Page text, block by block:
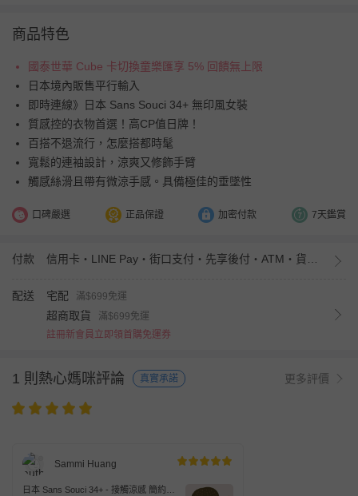
商品特色
國泰世華 Cube 卡切換童樂匯享 5% 回饋無上限
日本境內販售平行輸入
即時連線》日本 Sans Souci 34+ 無印風女裝
質感控的衣物首選！高CP值日牌！
百搭不退流行，怎麼搭都時髦
寬鬆的連袖設計，涼爽又修飾手臂
觸感絲滑且帶有微涼手感。具備極佳的垂墜性
口碑嚴選 正品保證 加密付款 7天鑑賞
付款
配送 宅配 滿$699免運
超商取貨
滿$699免運
註冊新會員立即領首購免運券
1 則熱心媽咪評論 真實承諾 更多評價
Sammi Huang
日本 Sans Souci 34+ - 接觸涼感 簡約標